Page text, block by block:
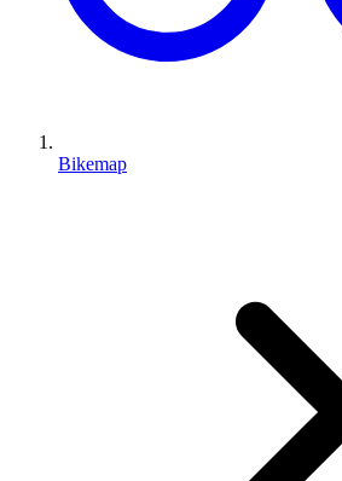
Bikemap